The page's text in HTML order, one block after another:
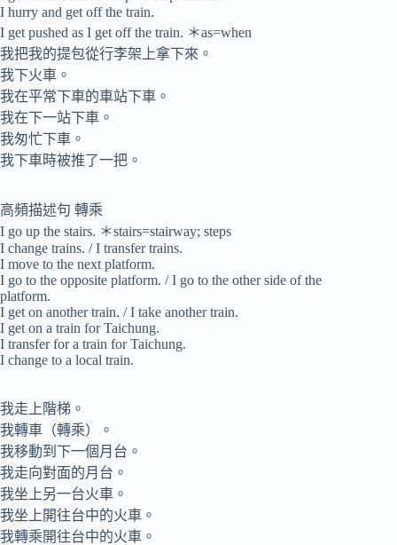
I hurry and get off the train.
I get pushed as I get off the train. ＊as=when
我把我的提包從行李架上拿下來。
我下火車。
我在平常下車的車站下車。
我在下一站下車。
我匆忙下車。
我下車時被推了一把。
高頻描述句 轉乘
I go up the stairs. ＊stairs=stairway; steps
I change trains. / I transfer trains.
I move to the next platform.
I go to the opposite platform. / I go to the other side of the
platform.
I get on another train. / I take another train.
I get on a train for Taichung.
I transfer for a train for Taichung.
I change to a local train.
我走上階梯。
我轉車（轉乘）。
我移動到下一個月台。
我走向對面的月台。
我坐上另一台火車。
我坐上開往台中的火車。
我轉乘開往台中的火車。